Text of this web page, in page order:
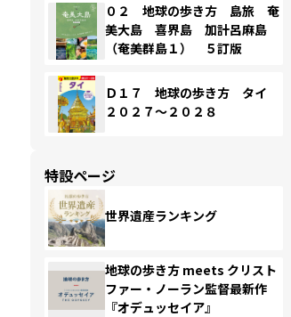
０２ 地球の歩き方 島旅 奄
美大島 喜界島 加計呂麻島
（奄美群島１） ５訂版
Ｄ１７ 地球の歩き方 タイ
２０２７～２０２８
特設ページ
世界遺産ランキング
地球の歩き方 meets クリスト
ファー・ノーラン監督最新作
『オデュッセイア』